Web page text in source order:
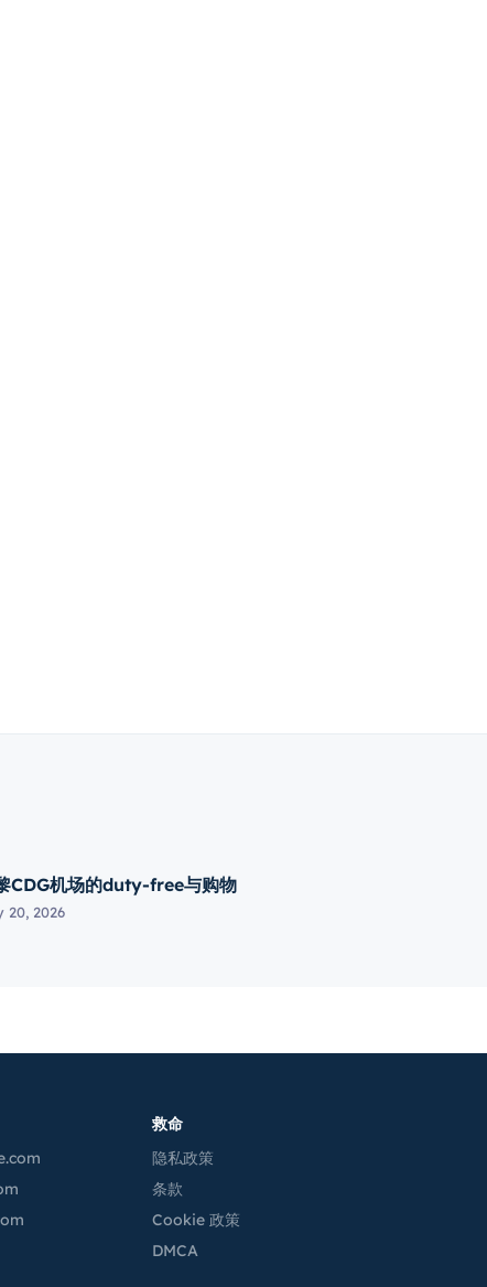
CDG机场的duty-free与购物
20, 2026
救命
隐私政策
条款
Cookie 政策
DMCA